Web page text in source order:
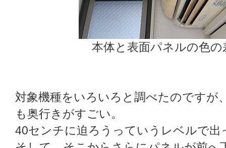
本体と表面パネルの色
対象機種をいろいろと調べたのですが
も奥行きがすごい。
40センチに迫ろうっていうレベルで